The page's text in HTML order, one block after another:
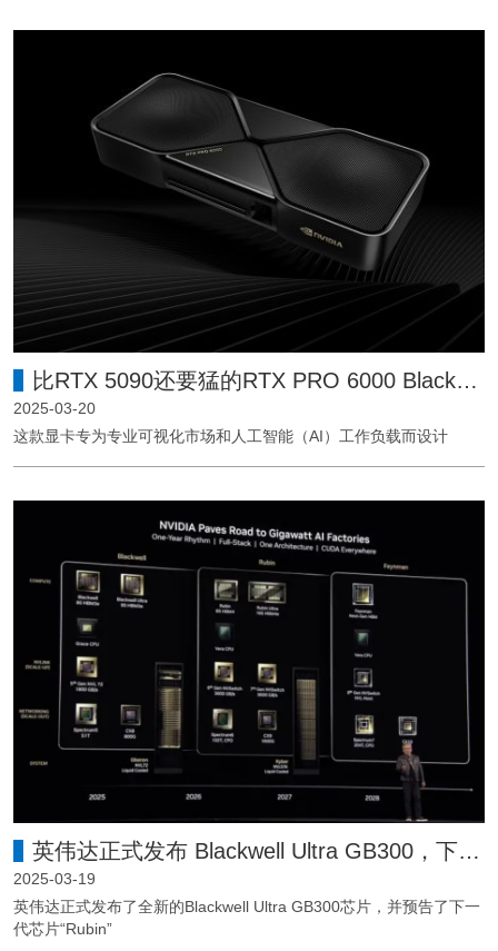
比RTX 5090还要猛的RTX PRO 6000 Blackwell！
2025-03-20
这款显卡专为专业可视化市场和人工智能（AI）工作负载而设计
英伟达正式发布 Blackwell Ultra GB300，下一代芯片 “Rubin” 提前亮相
2025-03-19
英伟达正式发布了全新的Blackwell Ultra GB300芯片，并预告了下一
代芯片“Rubin”